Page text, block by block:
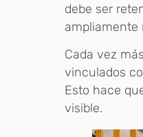
debe ser
ampliamente
Cada vez
vinculados
Esto hace
visible.